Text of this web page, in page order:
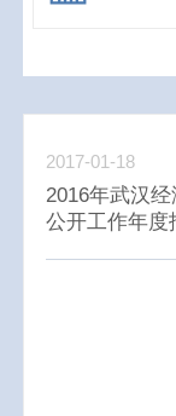
2016年武汉
公开工作年度
2017-01-18